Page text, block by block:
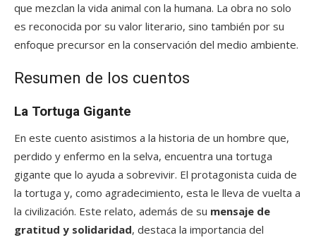
que mezclan la vida animal con la humana. La obra no solo
es reconocida por su valor literario, sino también por su
enfoque precursor en la conservación del medio ambiente.
Resumen de los cuentos
La Tortuga Gigante
En este cuento asistimos a la historia de un hombre que,
perdido y enfermo en la selva, encuentra una tortuga
gigante que lo ayuda a sobrevivir. El protagonista cuida de
la tortuga y, como agradecimiento, esta le lleva de vuelta a
la civilización. Este relato, además de su mensaje de
gratitud y solidaridad, destaca la importancia del